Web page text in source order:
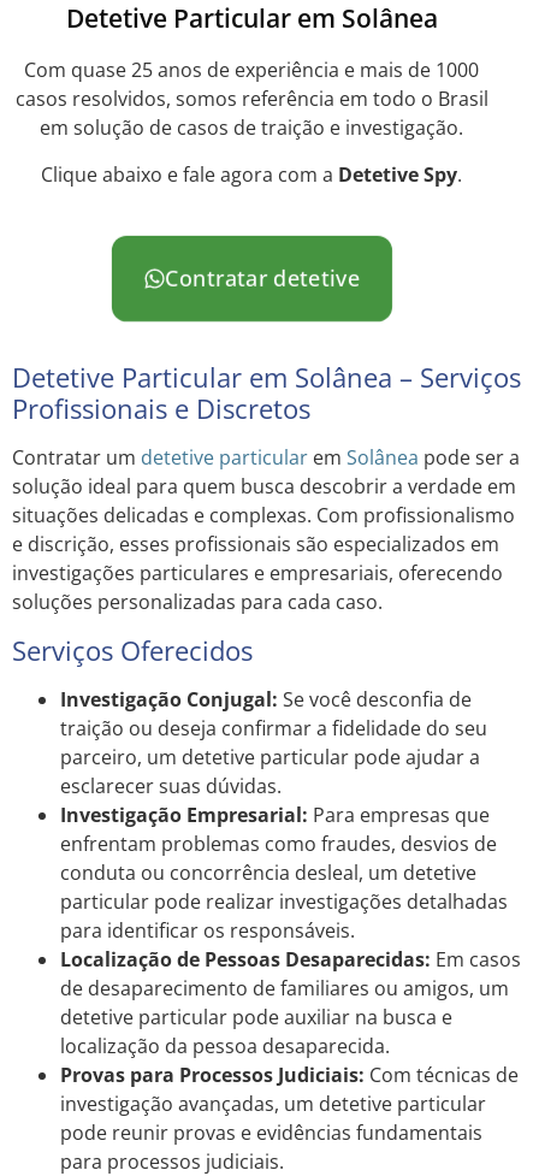
Detetive Particular em Solânea
Com quase 25 anos de experiência e mais de 1000
casos resolvidos, somos referência em todo o Brasil
em solução de casos de traição e investigação.
Clique abaixo e fale agora com a Detetive Spy.
Contratar detetive
Detetive Particular em Solânea – Serviços
Profissionais e Discretos
Contratar um detetive particular em Solânea pode ser a
solução ideal para quem busca descobrir a verdade em
situações delicadas e complexas. Com profissionalismo
e discrição, esses profissionais são especializados em
investigações particulares e empresariais, oferecendo
soluções personalizadas para cada caso.
Serviços Oferecidos
Investigação Conjugal: Se você desconfia de
traição ou deseja confirmar a fidelidade do seu
parceiro, um detetive particular pode ajudar a
esclarecer suas dúvidas.
Investigação Empresarial: Para empresas que
enfrentam problemas como fraudes, desvios de
conduta ou concorrência desleal, um detetive
particular pode realizar investigações detalhadas
para identificar os responsáveis.
Localização de Pessoas Desaparecidas: Em casos
de desaparecimento de familiares ou amigos, um
detetive particular pode auxiliar na busca e
localização da pessoa desaparecida.
Provas para Processos Judiciais: Com técnicas de
investigação avançadas, um detetive particular
pode reunir provas e evidências fundamentais
para processos judiciais.